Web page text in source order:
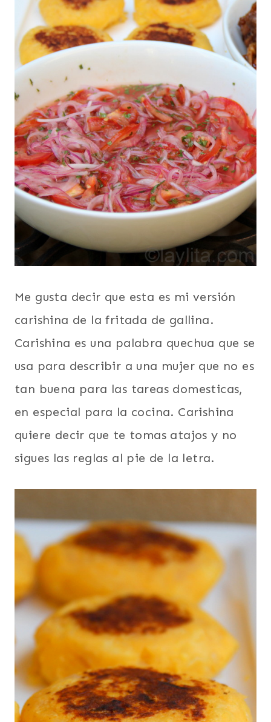
Me gusta decir que esta es mi versión
carishina de la fritada de gallina.
Carishina es una palabra quechua que se
usa para describir a una mujer que no es
tan buena para las tareas domesticas,
en especial para la cocina. Carishina
quiere decir que te tomas atajos y no
sigues las reglas al pie de la letra.